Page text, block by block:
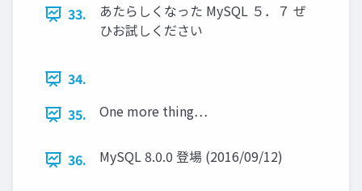
33.
あたらしくなった MySQL ５．７ ぜ
ひお試しください
34.
35.
One more thing…
36. MySQL 8.0.0 登場 (2016/09/12)